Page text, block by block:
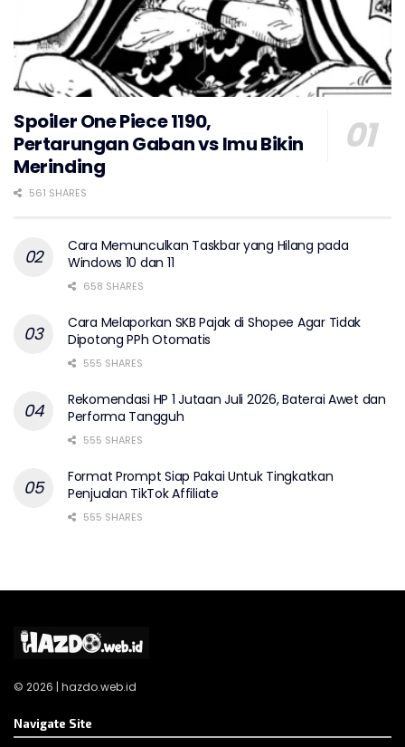
Spoiler One Piece 1190,
Pertarungan Gaban vs Imu Bikin
Merinding
561 SHARES
Cara Memunculkan Taskbar yang Hilang pada
Windows 10 dan 11
658 SHARES
Cara Melaporkan SKB Pajak di Shopee Agar Tidak
Dipotong PPh Otomatis
555 SHARES
Rekomendasi HP 1 Jutaan Juli 2026, Baterai Awet dan
Performa Tangguh
555 SHARES
Format Prompt Siap Pakai Untuk Tingkatkan
Penjualan TikTok Affiliate
555 SHARES
© 2026 | hazdo.web.id
Navigate Site